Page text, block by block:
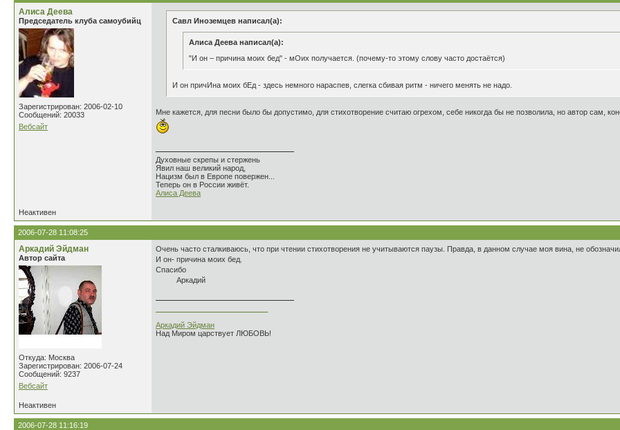
Алиса Деева
Председатель клуба самоубийц
Зарегистрирован: 2006-02-10
Сообщений: 20033
Вебсайт
Савл Иноземцев написал(а):
Алиса Деева написал(а):
"И он – причина моих бед" - мОих получается. (почему-то этому слову часто достаётся)
И он причИна моих бЕд - здесь немного нараспев, слегка сбивая ритм - ничего менять не надо.
Мне кажется, для песни было бы допустимо, для стихотворение считаю огрехом, себе никогда бы не позволила, но автор сам,
Духовные скрепы и стержень
Явил наш великий народ,
Нацизм был в Европе повержен...
Теперь он в России живёт.
Алиса Деева
Неактивен
2006-07-28 11:08:25
Аркадий Эйдман
Автор сайта
Откуда: Москва
Зарегистрирован: 2006-07-24
Сообщений: 9237
Вебсайт
Очень часто сталкиваюсь, что при чтении стихотворения не учитываются паузы. Правда, в данном случае моя вина, не
И он- причина моих бед.
Спасибо
Аркадий
Аркадий Эйдман
Над Миром царствует ЛЮБОВЬ!
Неактивен
2006-07-28 11:16:19